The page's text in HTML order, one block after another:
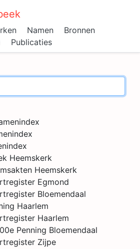
Namen
Bronnen
Publicaties
Heemskerk
Heemskerk
Egmond
Bloemendaal
Haarlem
Haarlem
Penning Bloemendaal
Zijpe